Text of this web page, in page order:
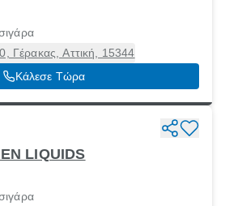
Αττική, 15344
Κάλεσε Τώρα
LIQUIDS